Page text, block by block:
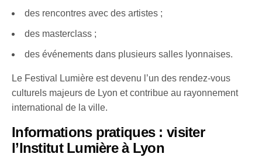
des rencontres avec des artistes ;
des masterclass ;
des événements dans plusieurs salles lyonnaises.
Le Festival Lumière est devenu l’un des rendez-vous
culturels majeurs de Lyon et contribue au rayonnement
international de la ville.
Informations pratiques : visiter
l’Institut Lumière à Lyon